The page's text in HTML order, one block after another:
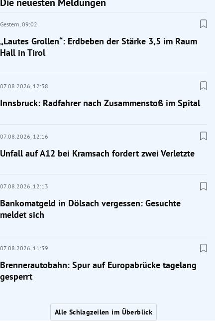
Gestern, 09:02
„Lautes Grollen“: Erdbeben der Stärke 3,5 im Raum
Hall in Tirol
07.08.2026, 12:38
Innsbruck: Radfahrer nach Zusammenstoß im Spital
07.08.2026, 12:16
Unfall auf A12 bei Kramsach fordert zwei Verletzte
07.08.2026, 12:13
Bankomatgeld in Dölsach vergessen: Gesuchte
meldet sich
07.08.2026, 11:59
Brennerautobahn: Spur auf Europabrücke tagelang
gesperrt
Alle Schlagzeilen im Überblick